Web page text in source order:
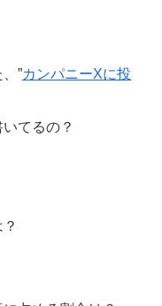
”カンパニーXに投
てるの？